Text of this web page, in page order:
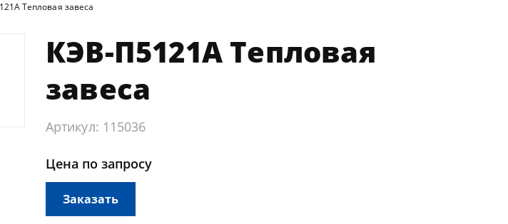
Тепловая завеса
КЭВ-П5121А Тепловая
завеса
Артикул: 115036
Цена по запросу
Заказать